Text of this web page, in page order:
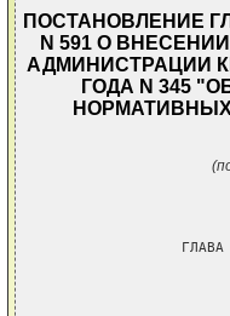
ПОСТАНОВЛЕНИЕ
N 591 О
АДМИНИСТРАЦИИ
ГОДА N 345
ГЛАВА